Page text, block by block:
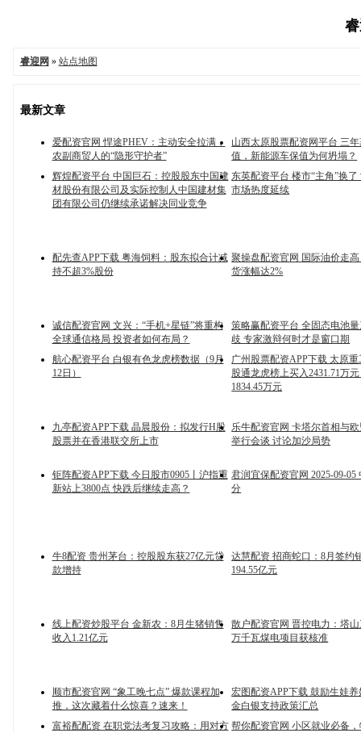
睿迎网 » 站点地图
最新文章
爱配资官网 悍途PHEV：主动安全拉满，
农副商贸人的“隐形守护者”
山西太原股票配资网平台 三
值，新能源车保值为何坍塌？
辉煌配资平台 中国巨石：控股股东中国建
材股份有限公司及实际控制人中国建材集
团有限公司仍继续承诺解决同业竞争
东英配资平台 楼市“主角”换
市场热度延续
配先查APP下载 粤海饲料：股东拟合计减
持不超3%股份
聚操盘配资官网 国际油价走
货涨幅达2%
诚信配资官网 文兴：“手机+星链”将重构
全球通信格局 投资者如何布局？
策略赢配资平台 全固态电池
歧 专家激辩何时才是窗口期
航心配资平台 白银有色龙虎榜数据（9月
12日）
广州股票配资APP下载 太原
股通龙虎榜上买入2431.71万
1834.45万元
九亭配资APP下载 晶晨股份：拟发行H股
股票并在香港联交所上市
乐牛配资官网 卡塔尔首相与
举行会谈 讨论加沙局势
钜阵配资APP下载 今日股市0905丨沪指重
新站上3800点 快跌后继续走高？
君润宜保配资官网 2025-09-05
分
牛8配资 贵州茅台：控股股东获27亿元贷
款增持
达慧配资 招商蛇口：8月签约
194.55亿元
线上配资炒股平台 金新农：8月生猪销售
收入1.21亿元
散户配资官网 晋控电力：塔山
万千瓦煤电项目获核准
顺市配资官网 “象工晚七点” 爆款课程加
推，这次藏着什么惊喜？速来！
宏图配资APP下载 鼓励生娃
金白银支持政策汇总
富裕配配资 在职党法考复习攻略：用对方 帮你配资官网 小区就业必备